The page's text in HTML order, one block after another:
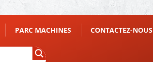
PARC MACHINES CONTACTEZ-NOUS